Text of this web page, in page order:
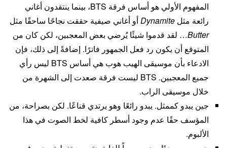
المفهوم الأولي هو أساس فرقة BTS، بينما ينتقدون أغاني
رائعة مثل Dynamiteأو أغاني صيفية حققت نجاحًا ساحقًا مثل
Butter… لقد قدموا شيئًا يُرضي بعض المعجبين، لكن كان من
المتوقع أن يكون رد فعل الجمهور فاترًا. إضافةً إلى ذلك، فإن
الادعاء بأن موسيقى الهيب هوب هي أساس BTS ليس رأي
جميع المعجبين. BTS ليست فرقة صعدت إلى الشهرة من
خلال موسيقى الراب.
جين يبدو كممثل. يبدو رائعًا وهو يرتدي قناعًا. لكن بصراحة، من
المؤسف حقًا عدم وجود أسطر كافية لخط الصوت في هذا
الألبوم.